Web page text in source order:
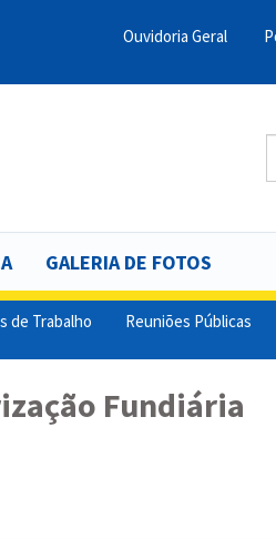
Menu
Barra
Ouvidoria Geral
GALERIA DE FOTOS
de Trabalho Reuniões Públicas
Fundiária